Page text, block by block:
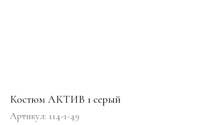
Костюм АКТИВ 1 серый
Артикул: 114-1-49